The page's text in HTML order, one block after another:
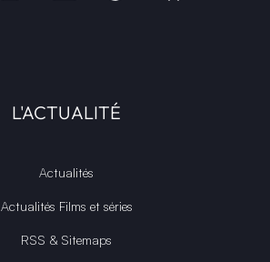
L'ACTUALITÉ
Actualités
Actualités Films et séries
RSS & Sitemaps